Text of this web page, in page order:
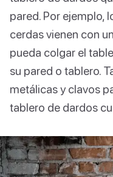
pared. Por ejemplo,
cerdas vienen con
pueda colgar el
su pared o tablero.
metálicas y clavos
tablero de dardos